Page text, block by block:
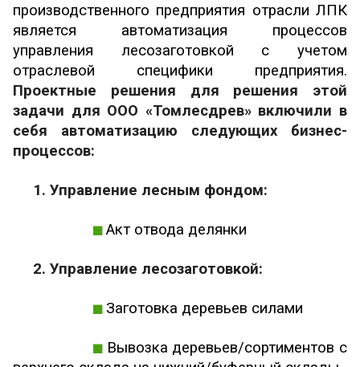
производственного предприятия отрасли ЛПК
является автоматизация процессов
управления лесозаготовкой с учетом
отраслевой специфики предприятия.
Проектные решения для решения этой
задачи для ООО «Томлесдрев» включили в
себя автоматизацию следующих бизнес-
процессов:
1. Управление лесным фондом:
Акт отвода делянки
2. Управление лесозаготовкой:
Заготовка деревьев силами
Вывозка деревьев/сортиментов с